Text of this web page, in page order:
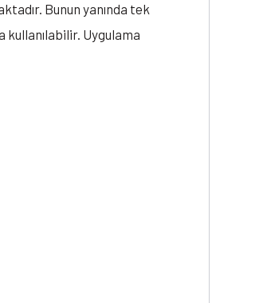
Bunun yanında tek
kullanılabilir. Uygulama